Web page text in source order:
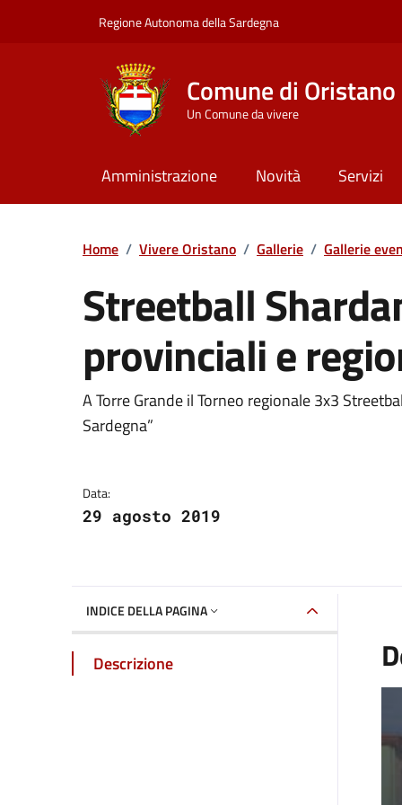
Regione Autonoma della Sardegna
Comune di Oristano
Un Comune da vivere
Amministrazione Novità Servizi
Home / Vivere Oristano / Gallerie / Gallerie
Streetball
provinciali e
Dettaglio della
A Torre Grande il Torneo regionale 3x3
Sardegna”
Data:
29 agosto 2019
INDICE DELLA PAGINA
Descrizione